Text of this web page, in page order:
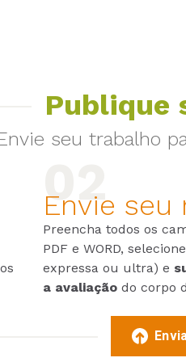
Publique
seu trabalho
Envie
Preencha todos os
PDF e WORD,
expressa ou ultra) e
a avaliação do corpo